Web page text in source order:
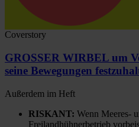
Coverstory
GROSSER WIRBEL um
seine Bewegungen
Außerdem im Heft
RISKANT: Wenn Meeres-
Freilandhühnerbetrieb